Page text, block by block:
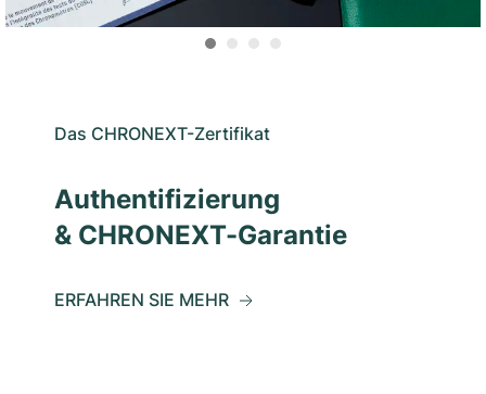
Das CHRONEXT-Zertifikat
Authentifizierung
& CHRONEXT-Garantie
ERFAHREN SIE MEHR